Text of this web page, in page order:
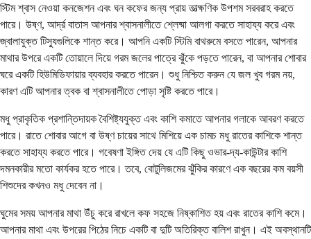
স্টিম শ্বাস নেওয়া কনজেশন এবং ঘন কফের জন্য প্রায় তাত্ক্ষণিক উপশম সরবরাহ করতে
পারে। উষ্ণ, আর্দ্র বাতাস আপনার শ্বাসনালীতে শ্লেষ্মা আলগা করতে সাহায্য করে এবং
জ্বালাযুক্ত টিস্যুগুলিকে শান্ত করে। আপনি একটি স্টিমি বাথরুমে বসতে পারেন, আপনার
মাথার উপরে একটি তোয়ালে দিয়ে গরম জলের পাত্রে ঝুঁকে পড়তে পারেন, বা আপনার শোবার
ঘরে একটি হিউমিডিফায়ার ব্যবহার করতে পারেন। শুধু নিশ্চিত করুন যে জল খুব গরম নয়,
কারণ এটি আপনার ত্বক বা শ্বাসনালীতে পোড়া সৃষ্টি করতে পারে।
মধু প্রাকৃতিক প্রশান্তিদায়ক বৈশিষ্ট্যযুক্ত এবং কাশি কমাতে আপনার গলাকে আবরণ করতে
পারে। রাতে শোবার আগে বা উষ্ণ চায়ের সাথে মিশিয়ে এক চামচ মধু রাতের কাশিকে শান্ত
করতে সাহায্য করতে পারে। গবেষণা ইঙ্গিত দেয় যে এটি কিছু ওভার-দ্য-কাউন্টার কাশি
দমনকারীর মতো কার্যকর হতে পারে। তবে, বোটুলিজমের ঝুঁকির কারণে এক বছরের কম বয়সী
শিশুদের কখনও মধু দেবেন না।
ঘুমের সময় আপনার মাথা উঁচু করে রাখলে কফ সহজে নিষ্কাশিত হয় এবং রাতের কাশি কমে।
আপনার মাথা এবং উপরের পিঠের নিচে একটি বা দুটি অতিরিক্ত বালিশ রাখুন। এই অবস্থানটি